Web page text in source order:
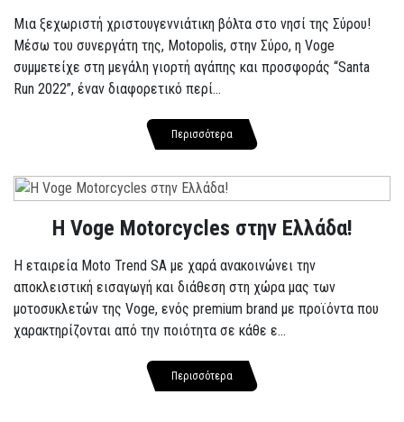
Μια ξεχωριστή χριστουγεννιάτικη βόλτα στο νησί της Σύρου!
Μέσω του συνεργάτη της, Motopolis, στην Σύρο, η Voge
συμμετείχε στη μεγάλη γιορτή αγάπης και προσφοράς “Santa
Run 2022”, έναν διαφορετικό περί...
Περισσότερα
H Voge Motorcycles στην Ελλάδα!
Η εταιρεία Moto Trend SA με χαρά ανακοινώνει την
αποκλειστική εισαγωγή και διάθεση στη χώρα μας των
μοτοσυκλετών της Voge, ενός premium brand με προϊόντα που
χαρακτηρίζονται από την ποιότητα σε κάθε ε...
Περισσότερα